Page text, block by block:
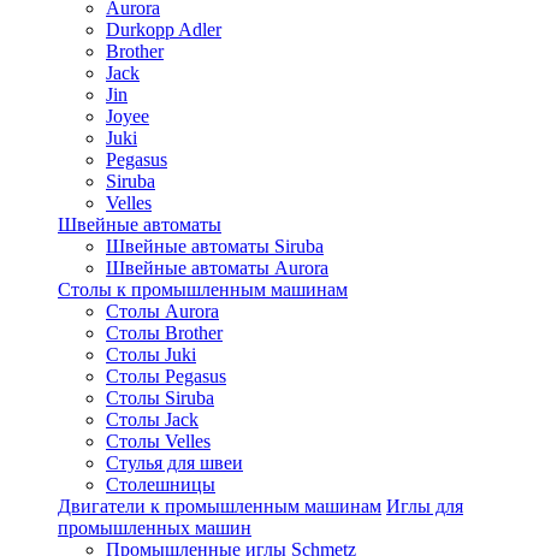
Aurora
Durkopp Adler
Brother
Jack
Jin
Joyee
Juki
Pegasus
Siruba
Velles
Швейные автоматы
Швейные автоматы Siruba
Швейные автоматы Aurora
Столы к промышленным машинам
Столы Aurora
Столы Brother
Столы Juki
Столы Pegasus
Столы Siruba
Столы Jack
Столы Velles
Стулья для швеи
Столешницы
Двигатели к промышленным машинам Иглы для
промышленных машин
Промышленные иглы Schmetz